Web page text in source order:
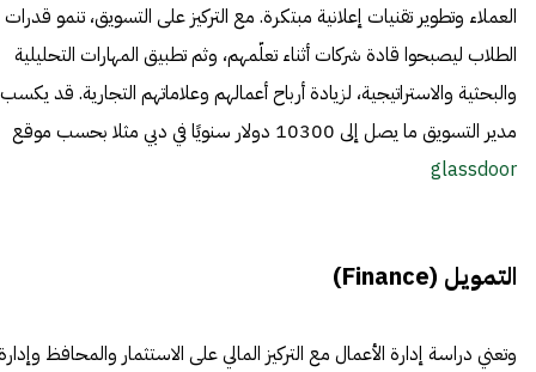
العملاء وتطوير تقنيات إعلانية مبتكرة. مع التركيز على التسويق، تنمو قدرات
الطلاب ليصبحوا قادة شركات أثناء تعلّمهم، وثم تطبيق المهارات التحليلية
والبحثية والاستراتيجية، لزيادة أرباح أعمالهم وعلاماتهم التجارية. قد يكسب
مدير التسويق ما يصل إلى 10300 دولار سنويًا في دبي مثلا بحسب موقع
glassdoor
التمويل (Finance)
وتعني دراسة إدارة الأعمال مع التركيز المالي على الاستثمار والمحافظ